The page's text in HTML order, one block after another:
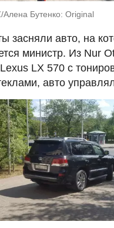
Алена Бутенко: Original
засняли авто, на
министр. Из Nur
LX 570 с
авто